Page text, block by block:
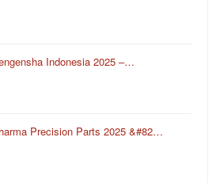
Indonesia 2025 –…
Precision Parts 2025 &#82…